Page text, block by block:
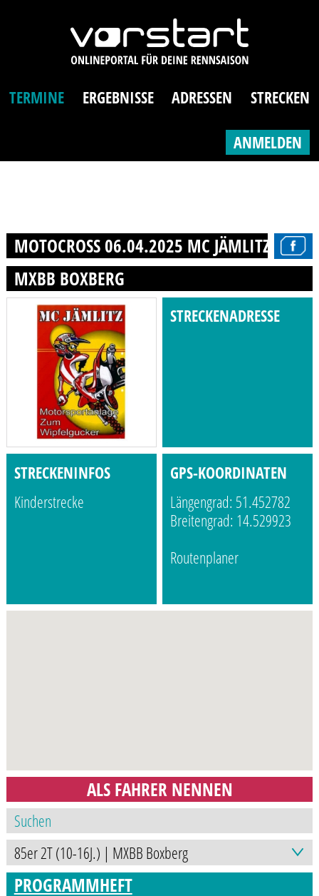
TERMINE ERGEBNISSE ADRESSEN STRECKEN
ANMELDEN
MOTOCROSS 06.04.2025 MC JÄMLITZ E. V.
MXBB BOXBERG
STRECKENADRESSE
STRECKENINFOS
Kinderstrecke
GPS-KOORDINATEN
Längengrad: 51.452782
Breitengrad: 14.529923
Routenplaner
ALS FAHRER NENNEN
PROGRAMMHEFT